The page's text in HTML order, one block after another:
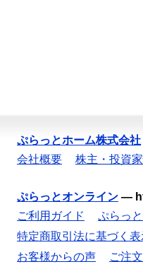
ぷらっとホーム株式会社
会社概要
株主・投資
ぷらっとオンライン —
ご利用ガイド
ぷらっ
特定商取引法に基づく表
お客様からの声
ご注